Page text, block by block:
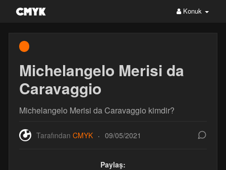
Konuk
Michelangelo Merisi da
Caravaggio
Michelangelo Merisi da Caravaggio kimdir?
Tarafından CMYK · 09/05/2021
Paylaş: